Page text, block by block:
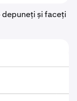
și faceți